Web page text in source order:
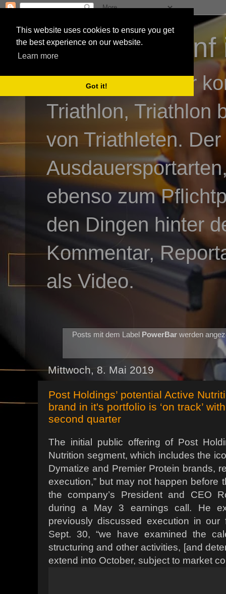
This website uses cookies to ensure you get
the best experience on our website.
Learn more
Got it!
3athlon - #dnf
Kai Baumgartner
Triathlon, Triathlon
von Triathleten.
ebenso zum
den Dingen hinter
Kommentar,
als Video.
Posts mit dem Label PowerBarwerden
Mittwoch, 8. Mai 2019
Post Holdings’ potential Active
brand in it's portfolio is ‘on track’
second quarter
The initial public offering of Post
Nutrition segment, which includes the
Dymatize and Premier Protein brands,
execution,” but may not happen before
the company’s President and CEO
during a May 3 earnings call. He
previously discussed execution in our
Sept. 30, “we have examined the
structuring and other activities, [and
extend into October, subject to market